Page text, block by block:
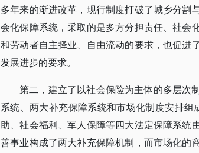
多年来的渐进改革，现行制度打破了城乡分割
会化保障系统，采取的是多方分担责任、社会
和劳动者自主择业、自由流动的要求，也促进
发展进步的要求。
第二，建立了以社会保险为主体的多层次
系统、两大补充保障系统和市场化制度安排组
助、社会福利、军人保障等四大法定保障系统
善事业构成了两大补充保障机制，而市场化的